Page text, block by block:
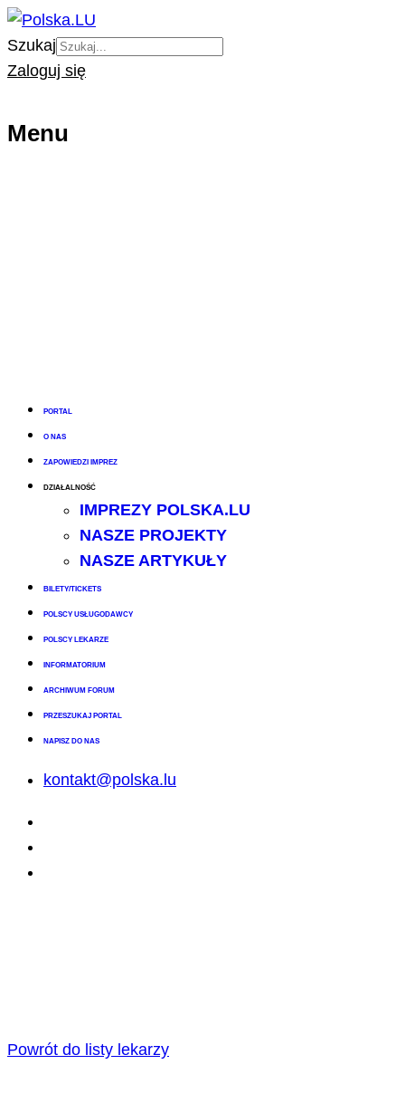
Szukaj
Zaloguj się
Menu
PORTAL
O NAS
ZAPOWIEDZI IMPREZ
DZIAŁALNOŚĆ
IMPREZY POLSKA.LU
NASZE PROJEKTY
NASZE ARTYKUŁY
BILETY/TICKETS
POLSCY USŁUGODAWCY
POLSCY LEKARZE
INFORMATORIUM
ARCHIWUM FORUM
PRZESZUKAJ PORTAL
NAPISZ DO NAS
kontakt@polska.lu
Powrót do listy lekarzy